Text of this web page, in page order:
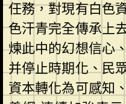
任務，對現有白色
色汗青完全傳承上
煉此中的幻想信心
并停止時期化、民
資本轉化為可感知